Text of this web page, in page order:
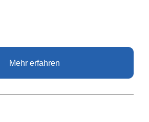
Mehr erfahren